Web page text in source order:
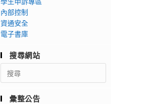
內部控制
資通安全
電子書庫
搜尋網站
Search
for:
彙整公告